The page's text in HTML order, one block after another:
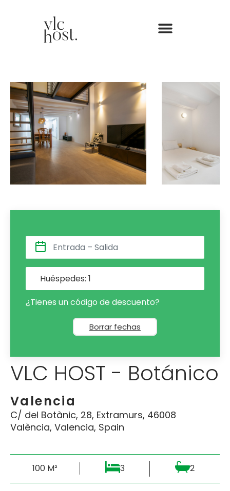
VLC HOST - Botánico
Valencia
C/ del Botànic, 28, Extramurs, 46008
València, Valencia, Spain
100 M² 3 2
Huéspedes: 1
¿Tienes un código de descuento?
Borrar fechas